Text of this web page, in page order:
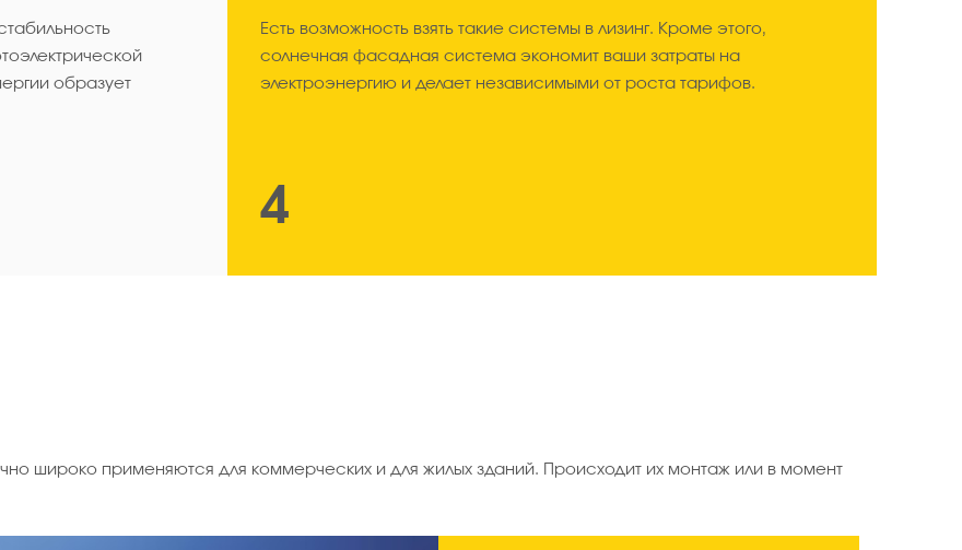
образует
Есть возможность взять такие системы в лизинг. Кроме этого,
солнечная фасадная система экономит ваши затраты на
электроэнергию и делает независимыми от роста тарифов.
4
широко применяются для коммерческих и для жилых зданий. Происходит их монтаж или в момент